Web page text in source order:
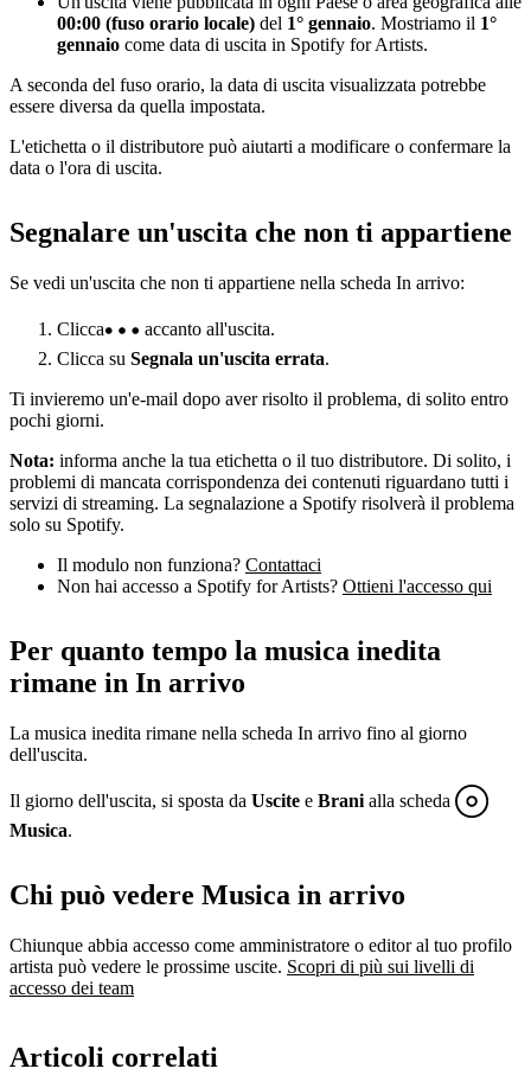
00:00 (fuso orario locale) del 1° gennaio. Mostriamo il 1°
gennaio come data di uscita in Spotify for Artists.
A seconda del fuso orario, la data di uscita visualizzata potrebbe
essere diversa da quella impostata.
L'etichetta o il distributore può aiutarti a modificare o confermare la
data o l'ora di uscita.
Segnalare un'uscita che non ti appartiene
Se vedi un'uscita che non ti appartiene nella scheda In arrivo:
Clicca
accanto all'uscita.
Clicca su Segnala un'uscita errata.
Ti invieremo un'e-mail dopo aver risolto il problema, di solito entro
pochi giorni.
Nota: informa anche la tua etichetta o il tuo distributore. Di solito, i
problemi di mancata corrispondenza dei contenuti riguardano tutti i
servizi di streaming. La segnalazione a Spotify risolverà il problema
solo su Spotify.
Il modulo non funziona? Contattaci
Non hai accesso a Spotify for Artists? Ottieni l'accesso qui
Per quanto tempo la musica inedita
rimane in In arrivo
La musica inedita rimane nella scheda In arrivo fino al giorno
dell'uscita.
Il giorno dell'uscita, si sposta da Uscite e Brani alla scheda
Musica.
Chi può vedere Musica in arrivo
Chiunque abbia accesso come amministratore o editor al tuo profilo
artista può vedere le prossime uscite. Scopri di più sui livelli di
accesso dei team
Articoli correlati